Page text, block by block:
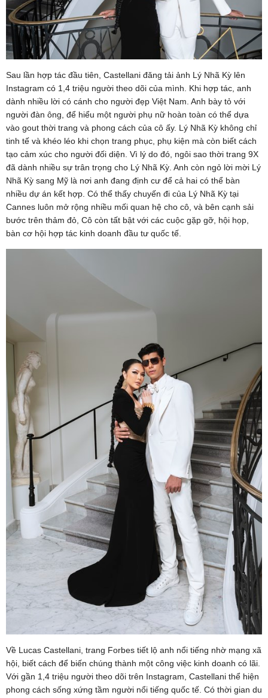
Sau lần hợp tác đầu tiên, Castellani đăng tải ảnh Lý Nhã Kỳ lên
Instagram có 1,4 triệu người theo dõi của mình. Khi hợp tác, anh
dành nhiều lời có cánh cho người đẹp Việt Nam. Anh bày tỏ với
người đàn ông, để hiểu một người phụ nữ hoàn toàn có thể dựa
vào gout thời trang và phong cách của cô ấy. Lý Nhã Kỳ không chỉ
tinh tế và khéo léo khi chọn trang phục, phụ kiện mà còn biết cách
tạo cảm xúc cho người đối diện. Vì lý do đó, ngôi sao thời trang 9X
đã dành nhiều sự trân trọng cho Lý Nhã Kỳ. Anh còn ngỏ lời mời Lý
Nhã Kỳ sang Mỹ là nơi anh đang định cư để cả hai có thể bàn
nhiều dự án kết hợp. Có thể thấy chuyến đi của Lý Nhã Kỳ tại
Cannes luôn mở rộng nhiều mối quan hệ cho cô, và bên cạnh sải
bước trên thảm đỏ, Cô còn tất bật với các cuộc gặp gỡ, hội họp,
bàn cơ hội hợp tác kinh doanh đầu tư quốc tế.
Về Lucas Castellani, trang Forbes tiết lộ anh nổi tiếng nhờ mạng xã
hội, biết cách để biến chúng thành một công việc kinh doanh có lãi.
Với gần 1,4 triệu người theo dõi trên Instagram, Castellani thể hiện
phong cách sống xứng tầm người nổi tiếng quốc tế. Có thời gian du